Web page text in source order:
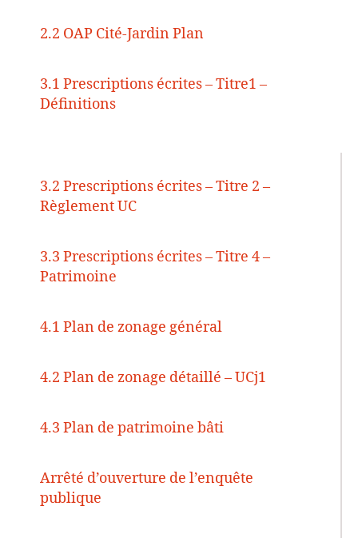
2.2 OAP Cité-Jardin Plan
3.1 Prescriptions écrites – Titre1 –
Définitions
3.2 Prescriptions écrites – Titre 2 –
Règlement UC
3.3 Prescriptions écrites – Titre 4 –
Patrimoine
4.1 Plan de zonage général
4.2 Plan de zonage détaillé – UCj1
4.3 Plan de patrimoine bâti
Arrêté d’ouverture de l’enquête
publique